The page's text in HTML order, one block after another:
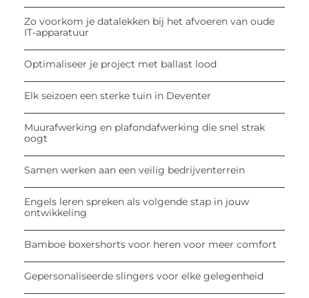
Zo voorkom je datalekken bij het afvoeren van oude
IT-apparatuur
Optimaliseer je project met ballast lood
Elk seizoen een sterke tuin in Deventer
Muurafwerking en plafondafwerking die snel strak
oogt
Samen werken aan een veilig bedrijventerrein
Engels leren spreken als volgende stap in jouw
ontwikkeling
Bamboe boxershorts voor heren voor meer comfort
Gepersonaliseerde slingers voor elke gelegenheid